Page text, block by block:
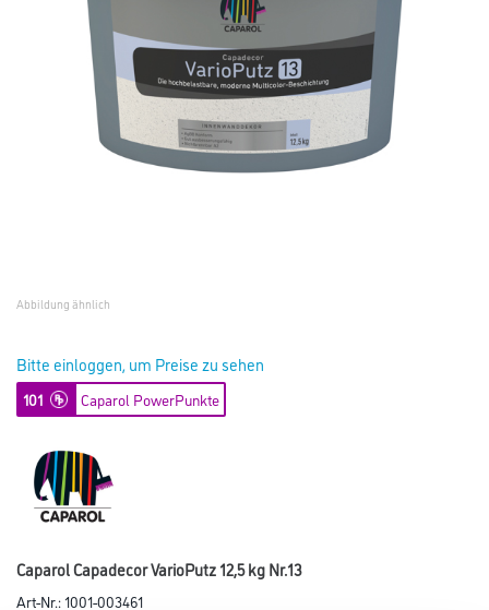
Abbildung ähnlich
Bitte einloggen, um Preise zu sehen
101 Caparol PowerPunkte
Caparol Capadecor VarioPutz 12,5 kg Nr.13
Art-Nr.:1001-003461